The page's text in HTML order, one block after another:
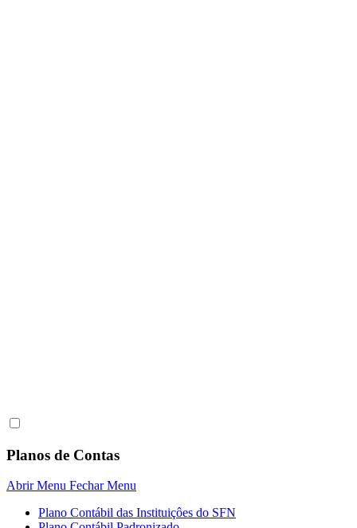
Planos de Contas
Abrir Menu Fechar Menu
Plano Contábil das Instituiçôes do SFN